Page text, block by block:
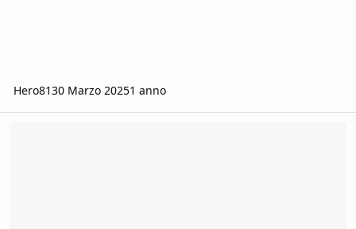
Hero8130 Marzo 20251 anno